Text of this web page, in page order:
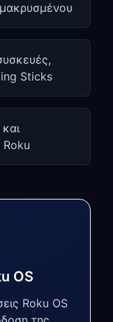
Sticks
OS
Roku OS